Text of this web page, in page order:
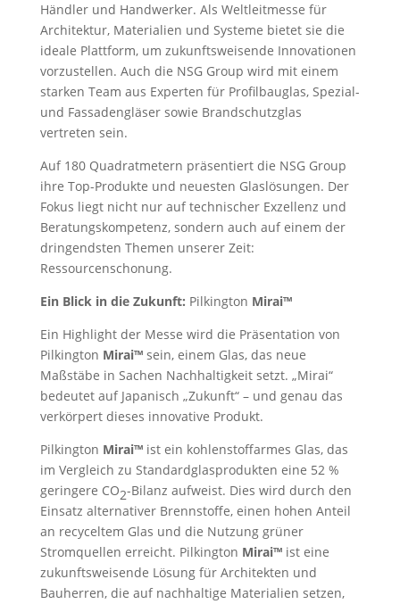
Händler und Handwerker. Als Weltleitmesse für
Architektur, Materialien und Systeme bietet sie die
ideale Plattform, um zukunftsweisende Innovationen
vorzustellen. Auch die NSG Group wird mit einem
starken Team aus Experten für Profilbauglas, Spezial-
und Fassadengläser sowie Brandschutzglas
vertreten sein.
Auf 180 Quadratmetern präsentiert die NSG Group
ihre Top-Produkte und neuesten Glaslösungen. Der
Fokus liegt nicht nur auf technischer Exzellenz und
Beratungskompetenz, sondern auch auf einem der
dringendsten Themen unserer Zeit:
Ressourcenschonung.
Ein Blick in die Zukunft: Pilkington Mirai™
Ein Highlight der Messe wird die Präsentation von
Pilkington Mirai™ sein, einem Glas, das neue
Maßstäbe in Sachen Nachhaltigkeit setzt. „Mirai“
bedeutet auf Japanisch „Zukunft“ – und genau das
verkörpert dieses innovative Produkt.
Pilkington Mirai™ist ein kohlenstoffarmes Glas, das
im Vergleich zu Standardglasprodukten eine 52 %
geringere CO2-Bilanz aufweist. Dies wird durch den
Einsatz alternativer Brennstoffe, einen hohen Anteil
an recyceltem Glas und die Nutzung grüner
Stromquellen erreicht. Pilkington Mirai™ist eine
zukunftsweisende Lösung für Architekten und
Bauherren, die auf nachhaltige Materialien setzen,